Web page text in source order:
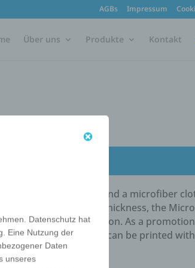
AGBs Impressum
Über uns Produkte Kontakt
a mouse pad and a microfiber
Due to its low thickness, the
the laptop for protection. As a
This promotional gift can be printed
Datenschutz hat
Eine Nutzung der
Daten
unseres